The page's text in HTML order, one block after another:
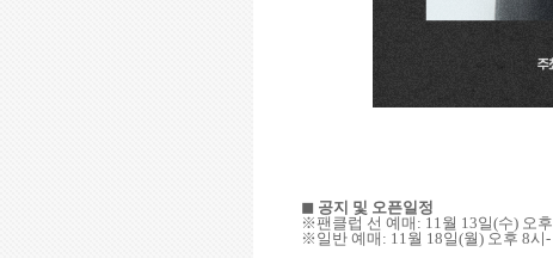
◼ 공지 및 오픈일정
※팬클럽 선 예매 : 11 월 13일(수) 오후
※일반 예매 : 11 월 18일(월) 오후 8시-